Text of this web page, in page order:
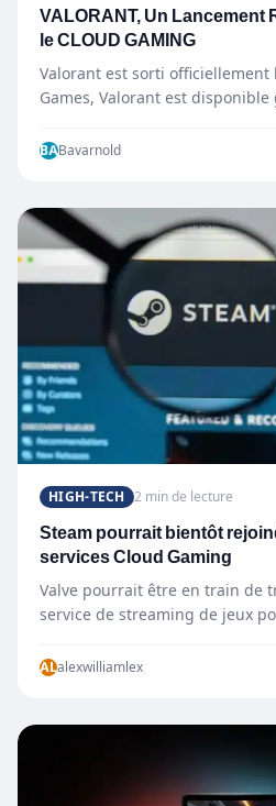
VALORANT, Un Lancement
le CLOUD GAMING
Valorant est sorti officiellement
Games, Valorant est
BABavarnold
HIGH-TECH 2 min de lecture
Steam pourrait bientôt
services Cloud Gaming
Valve pourrait être en train de
service de streaming de jeux
ALalexwilliamlex